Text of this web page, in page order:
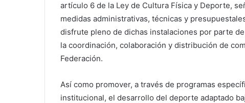
artículo 6 de la Ley de Cultura Física y Deporte,
medidas administrativas, técnicas y
disfrute pleno de dichas instalaciones por parte
la coordinación, colaboración y distribución de
Federación.
Así como promover, a través de programas
institucional, el desarrollo del deporte adaptado